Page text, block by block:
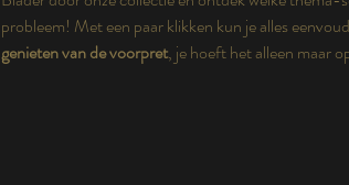
probleem! Met een paar klikken kun je alles
genieten van de voorpret, je hoeft het alleen maar